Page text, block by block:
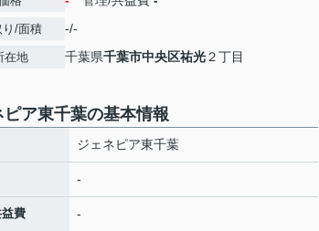
り/面積 -/-
在地 千葉県千葉市中央区祐光２丁目
ピア東千葉の基本情報
ジェネピア東千葉
-
費 -